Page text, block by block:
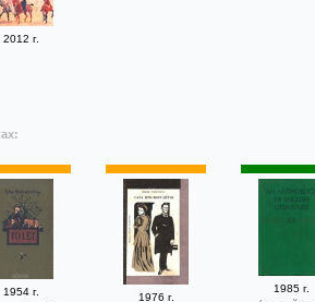
2012 г.
1954 г.
1976 г.
1985 г.